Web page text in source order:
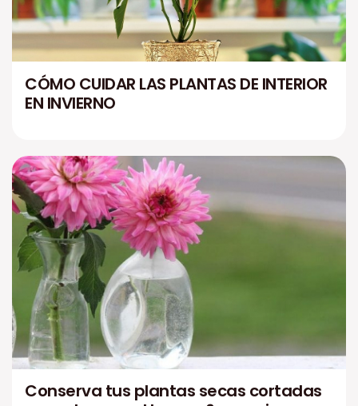
CÓMO CUIDAR LAS PLANTAS DE INTERIOR
EN INVIERNO
Conserva tus plantas secas cortadas